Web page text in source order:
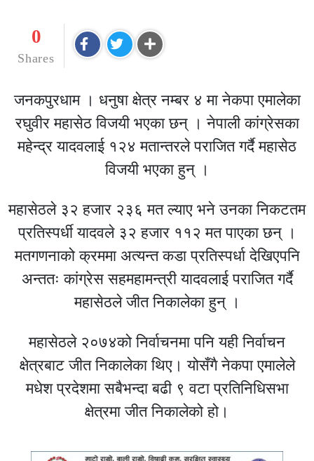
0
Shares
जनकपुरधाम । धनुषा क्षेत्र नम्बर ४ मा नेकपा एमालेका
रघुवीर महासेठ विजयी भएका छन् । नेपाली कांग्रेसका
महेन्द्र यादवलाई १२४ मतान्तरले पराजित गर्दै महासेठ
विजयी भएका हुन् ।
महासेठले ३२ हजार २३६ मत ल्याए भने उनका निकटतम
प्रतिस्पर्धी यादवले ३२ हजार ११२ मत पाएका छन् ।
मतगणनाको क्रममा अत्यन्त कडा प्रतिस्पर्धा देखिएपनि
अन्ततः कांग्रेस सहमहामन्त्री यादवलाई पराजित गर्दै
महासेठले जीत निकालेका हुन् ।
महासेठले २०७४को निर्वाचनमा पनि यही निर्वाचन
क्षेत्रबाट जीत निकालेका थिए। योसँगै नेकपा एमालेले
मधेश प्रदेशमा सबैभन्दा बढी ९ वटा प्रतिनिधिसभा
क्षेत्रमा जीत निकालेको हो।